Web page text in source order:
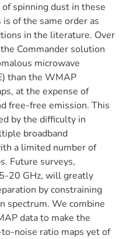
spinning dust in these
of the same order as
in the literature. Over
Commander solution
microwave
than the WMAP
at the expense of
free-free emission. This
by the difficulty in
broadband
a limited number of
Future surveys,
20 GHz, will greatly
by constraining
spectrum. We combine
data to make the
noise ratio maps yet of